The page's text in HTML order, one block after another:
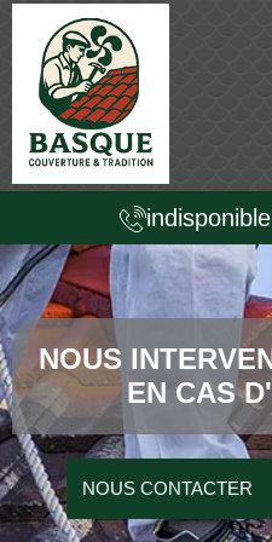
indisponible
NOUS
EN CAS
NOUS CONTACTER